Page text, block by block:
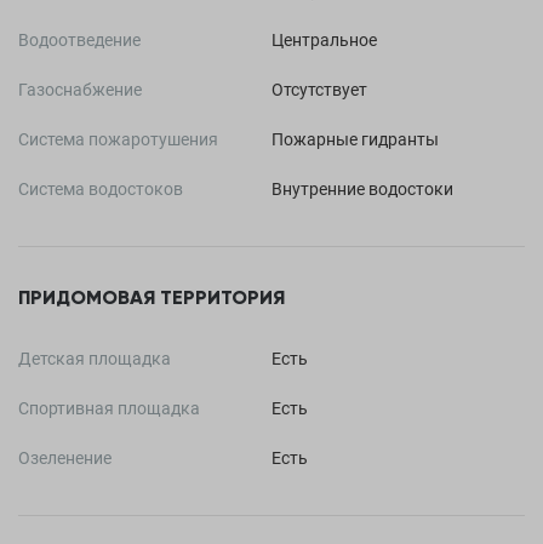
Водоотведение Центральное
Газоснабжение Отсутствует
Система пожаротушения Пожарные гидранты
Система водостоков Внутренние водостоки
ПРИДОМОВАЯ ТЕРРИТОРИЯ
Детская площадка Есть
Спортивная площадка Есть
Озеленение Есть